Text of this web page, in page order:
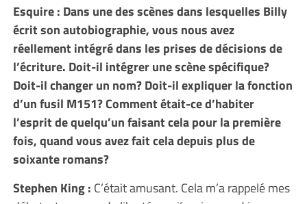
Esquire : Dans une des scènes dans lesquelles Billy
écrit son autobiographie, vous nous avez
réellement intégré dans les prises de décisions de
l’écriture. Doit-il intégrer une scène spécifique?
Doit-il changer un nom? Doit-il expliquer la fonction
d’un fusil M151? Comment était-ce d’habiter
l’esprit de quelqu’un faisant cela pour la première
fois, quand vous avez fait cela depuis plus de
soixante romans?
Stephen King : C’était amusant. Cela m’a rappelé mes